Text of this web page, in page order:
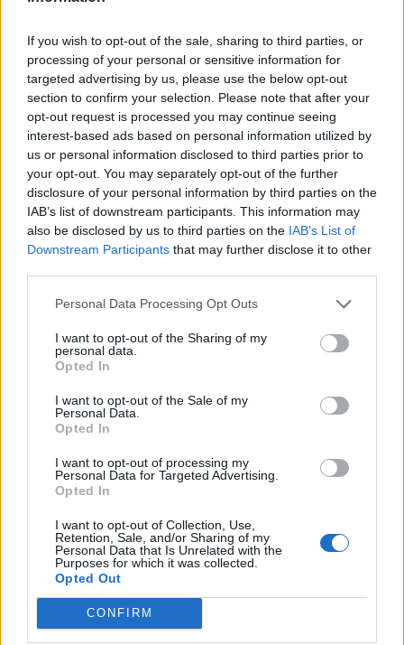
If you wish to opt-out of the sale, sharing to third parties, or
processing of your personal or sensitive information for
targeted advertising by us, please use the below opt-out
section to confirm your selection. Please note that after your
opt-out request is processed you may continue seeing
interest-based ads based on personal information utilized by
us or personal information disclosed to third parties prior to
your opt-out. You may separately opt-out of the further
disclosure of your personal information by third parties on the
IAB’s list of downstream participants. This information may
also be disclosed by us to third parties on the IAB’s List of
Downstream Participants that may further disclose it to other
Personal Data Processing Opt Outs
I want to opt-out of the Sharing of my
personal data.
Opted In
I want to opt-out of the Sale of my
Personal Data.
Opted In
I want to opt-out of processing my
Personal Data for Targeted Advertising.
Opted In
I want to opt-out of Collection, Use,
Retention, Sale, and/or Sharing of my
Personal Data that Is Unrelated with the
Purposes for which it was collected.
Opted Out
CONFIRM
ΓΕΎΣΗ - ΨΥΧΑΓΩΓΊΑ • ΝΟΜΌΣ ΧΑΝΊΩΝ
Χανιά: Η παράσταση «Ο Σώζων
Εαυτόν Σωθήτω» στο Θέατρο
Ανατολικής Τάφρου
7 Αυγούστου 2026 12:02
ΓΕΎΣΗ - ΨΥΧΑΓΩΓΊΑ ΝΟΜΌΣ ΧΑΝΊΩΝ
Xανιά: Παράσταση Καραγκιόζη στο
Αμφιθέατρο Λενταριανών
ΚΡΗΤΗ
Κρήτη: Εξιχνιάστηκαν οι εμπρησμοί –
Ταυτοποιήθηκαν δύο άνδρες
7 Αυγούστου 2026 11:45
ΕΚΔΡΟΜΈΣ - ΤΑΞΊΔΙΑ • ΕΝΔΙΑΦΕΡΟΝΤΑ ΚΡΗΤΗ
Οι πτήσεις Κρήτη – Αθήνα αυτές με τις
7 Αυγούστου 2026 11:43